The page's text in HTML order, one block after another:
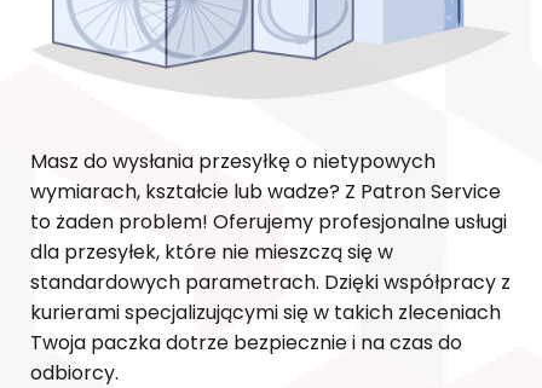
Masz do wysłania przesyłkę o nietypowych
wymiarach, kształcie lub wadze? Z Patron Service
to żaden problem! Oferujemy profesjonalne usługi
dla przesyłek, które nie mieszczą się w
standardowych parametrach. Dzięki współpracy z
kurierami specjalizującymi się w takich zleceniach
Twoja paczka dotrze bezpiecznie i na czas do
odbiorcy.